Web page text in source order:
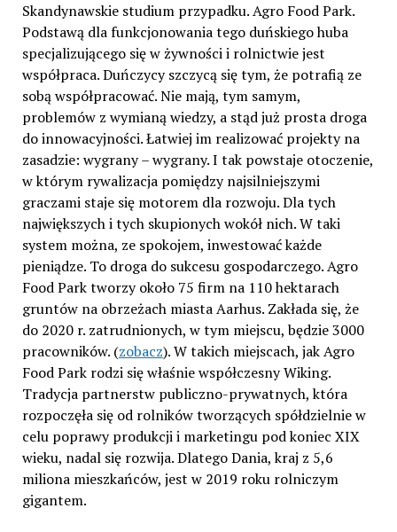
Skandynawskie studium przypadku. Agro Food Park.
Podstawą dla funkcjonowania tego duńskiego huba
specjalizującego się w żywności i rolnictwie jest
współpraca. Duńczycy szczycą się tym, że potrafią ze
sobą współpracować. Nie mają, tym samym,
problemów z wymianą wiedzy, a stąd już prosta droga
do innowacyjności. Łatwiej im realizować projekty na
zasadzie: wygrany – wygrany. I tak powstaje otoczenie,
w którym rywalizacja pomiędzy najsilniejszymi
graczami staje się motorem dla rozwoju. Dla tych
największych i tych skupionych wokół nich. W taki
system można, ze spokojem, inwestować każde
pieniądze. To droga do sukcesu gospodarczego. Agro
Food Park tworzy około 75 firm na 110 hektarach
gruntów na obrzeżach miasta Aarhus. Zakłada się, że
do 2020 r. zatrudnionych, w tym miejscu, będzie 3000
pracowników. (zobacz). W takich miejscach, jak Agro
Food Park rodzi się właśnie współczesny Wiking.
Tradycja partnerstw publiczno-prywatnych, która
rozpoczęła się od rolników tworzących spółdzielnie w
celu poprawy produkcji i marketingu pod koniec XIX
wieku, nadal się rozwija. Dlatego Dania, kraj z 5,6
miliona mieszkańców, jest w 2019 roku rolniczym
gigantem.